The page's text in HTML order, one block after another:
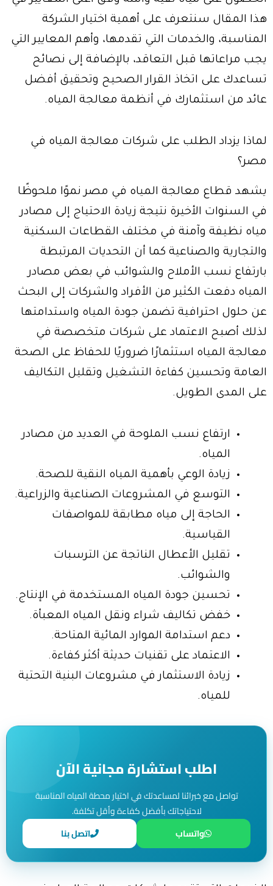
هذا المقال سنتعرف على أهمية اختيار الشركة
المناسبة، والخدمات التي تقدمها، وأهم المعايير التي
يجب مراعاتها قبل التعاقد، بالإضافة إلى نصائح
تساعدك على اتخاذ القرار الصحيح وتحقيق أفضل
عائد من استثمارك في أنظمة معالجة المياه.
لماذا يزداد الطلب على شركات معالجة المياه في
مصر؟
يشهد قطاع معالجة المياه في مصر نموًا ملحوظًا
في السنوات الأخيرة نتيجة زيادة الاحتياج إلى مصادر
مياه نظيفة وآمنة في مختلف القطاعات السكنية
والتجارية والصناعية كما أن التحديات المرتبطة
بارتفاع نسب الأملاح والشوائب في بعض مصادر
المياه دفعت الكثير من الأفراد والشركات إلى البحث
عن حلول احترافية تضمن جودة المياه واستدامتها
لذلك أصبح الاعتماد على شركات متخصصة في
معالجة المياه استثمارًا ضروريًا للحفاظ على الصحة
العامة وتحسين كفاءة التشغيل وتقليل التكاليف
على المدى الطويل.
ارتفاع نسب الملوحة في العديد من مصادر
المياه.
زيادة الوعي بأهمية المياه النقية للصحة.
التوسع في المشروعات الصناعية والزراعية.
الحاجة إلى مياه مطابقة للمواصفات
القياسية.
تقليل الأعطال الناتجة عن الترسبات
والشوائب.
تحسين جودة المياه المستخدمة في الإنتاج.
خفض تكاليف شراء ونقل المياه المعبأة.
دعم استدامة الموارد المائية المتاحة.
الاعتماد على تقنيات حديثة أكثر كفاءة.
زيادة الاستثمار في مشروعات البنية التحتية
للمياه.
اطلب استشارة مجانية الآن
تواصل مع خبرائنا لمساعدتك في اختيار محطة المياه المناسبة
لاحتياجاتك بأفضل كفاءة وأقل تكلفة.
واتساب
اتصل بنا